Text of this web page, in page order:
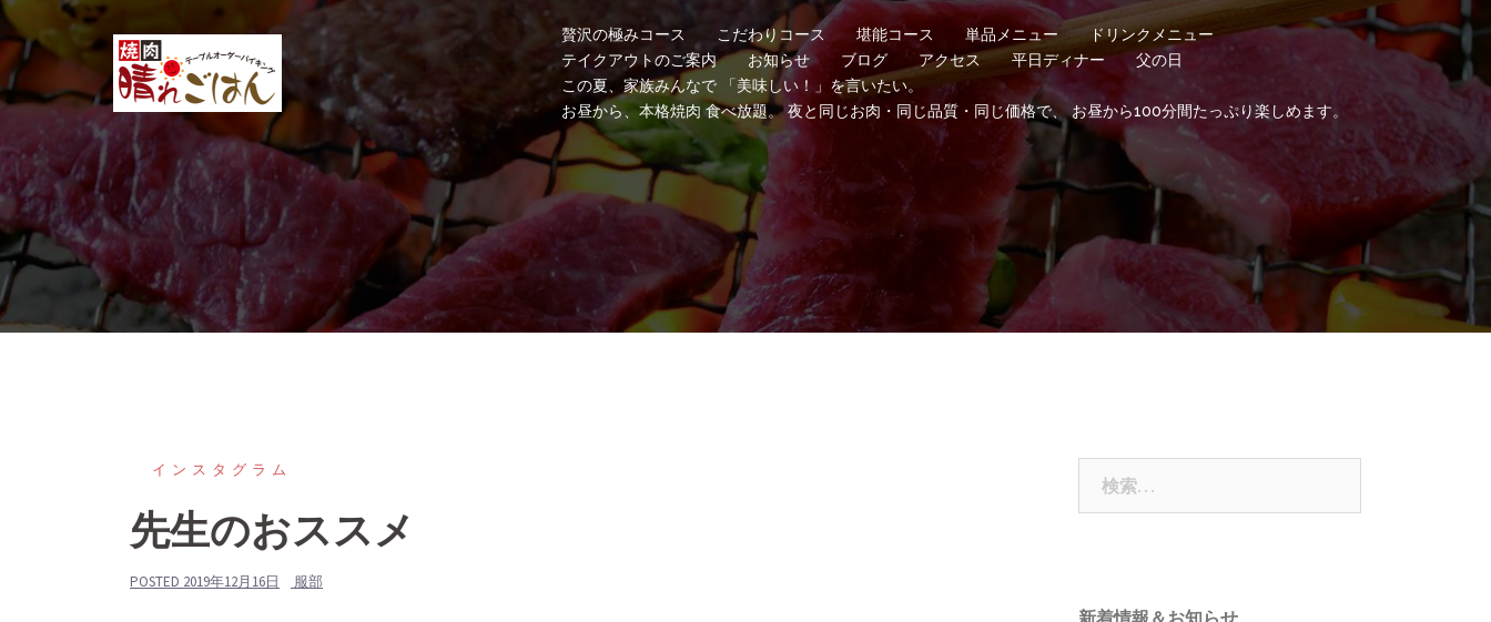
コ
ン
テ
ン
ス
キ
ッ
プ
贅沢の極みコース こだわりコース 堪能コース 単品メニュー
ドリンクメニュー
テイクアウトのご案内
お知らせ ブログ アクセス 平日ディナー
父の日
この夏、家族みんなで 「美味しい！」を言いたい。
お昼から、本格焼肉 食べ放題。 夜と同じお肉・同じ品質・同じ価格で、 お昼から100分間たっぷり楽しめます。
インスタグラム
先生のおススメ
POSTED 2019年12月16日 服部